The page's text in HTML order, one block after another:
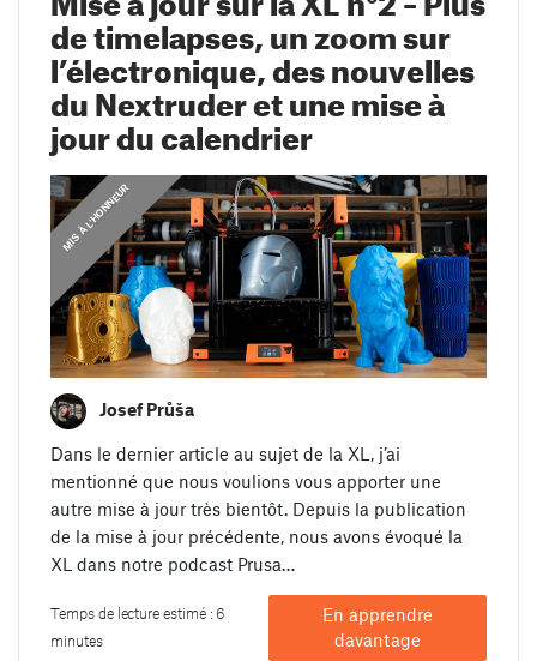
de timelapses, un zoom sur
l’électronique, des nouvelles
du Nextruder et une mise à
jour du calendrier
J
O
U
R
N
A
L
D
E
D
É
V
E
L
O
P
P
E
M
E
N
T
,
MIS À L'HONNEUR
Josef Průša
Dans le dernier article au sujet de la XL, j’ai
mentionné que nous voulions vous apporter une
autre mise à jour très bientôt. Depuis la publication
de la mise à jour précédente, nous avons évoqué la
XL dans notre podcast Prusa…
Temps de lecture estimé : 6
minutes
En apprendre
davantage